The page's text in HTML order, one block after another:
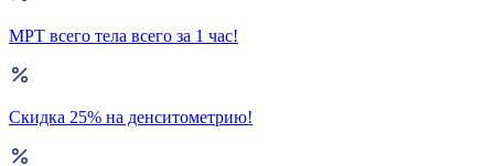
МРТ всего тела всего за 1 час!
Скидка 25% на денситометрию!